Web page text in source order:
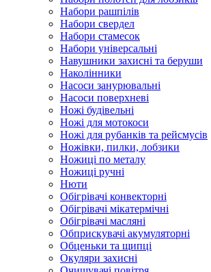
Набори рашпілів
Набори свердел
Набори стамесок
Набори універсальні
Навушники захисні та беруши
Наколінники
Насоси занурювальні
Насоси поверхневі
Ножі будівельні
Ножі для мотокоси
Ножі для рубанків та рейсмусів
Ножівки, пилки, лобзики
Ножиці по металу
Ножиці ручні
Нюти
Обігрівачі конвекторні
Обігрівачі мікатермічні
Обігрівачі масляні
Обприскувачі акумуляторні
Обценьки та щипці
Окуляри захисні